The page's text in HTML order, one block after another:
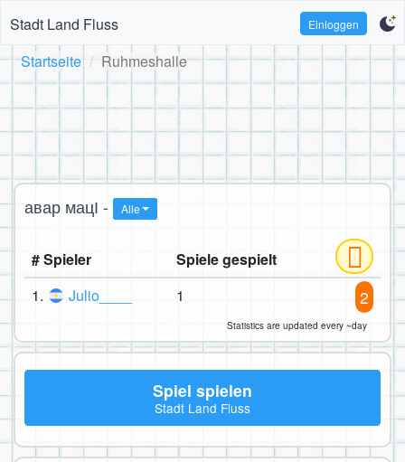
Stadt Land Fluss Einloggen
Startseite Ruhmeshalle
авар мацӀ - Alle
# Spieler
Spiele gespielt
1.
Julio____ 1 2
Statistics are updated every ~day
Spiel spielen
Stadt Land Fluss